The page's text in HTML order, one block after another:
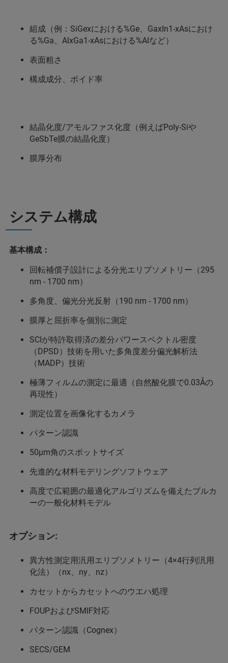
組成（例：SiGexにおける%Ge、GaxIn1-xAsにおけ
る%Ga、AlxGa1-xAsにおける%Alなど）
表面粗さ
構成成分、ボイド率
結晶化度/アモルファス化度（例えばPoly-Siや
GeSbTe膜の結晶化度）
膜厚分布
システム構成
基本構成：
回転補償子設計による分光エリプソメトリー（295
nm - 1700 nm）
多角度、偏光分光反射（190 nm - 1700 nm）
膜厚と屈折率を個別に測定
SCIが特許取得済の差分パワースペクトル密度
（DPSD）技術を用いた多角度差分偏光解析法
（MADP）技術
極薄フィルムの測定に最適（自然酸化膜で0.03Åの
再現性）
測定位置を画像化するカメラ
パターン認識
50μm角のスポットサイズ
先進的な材料モデリングソフトウェア
高度で広範囲の最適化アルゴリズムを備えたブルカ
ーの一般化材料モデル
オプション:
異方性測定用汎用エリプソメトリー（4×4行列汎用
化法）（nx、ny、nz）
カセットからカセットへのウエハ処理
FOUPおよびSMIF対応
パターン認識（Cognex）
SECS/GEM